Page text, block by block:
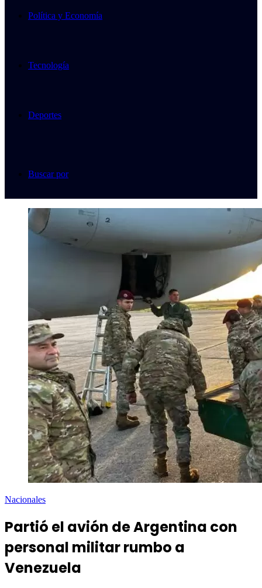
Política y Economía
Tecnología
Deportes
Buscar por
Nacionales
Partió el avión de Argentina con
personal militar rumbo a
Venezuela